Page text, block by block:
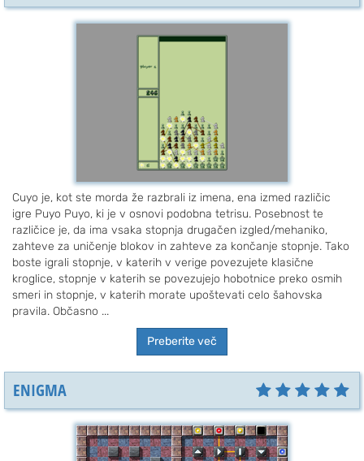
Cuyo je, kot ste morda že razbrali iz imena, ena izmed različic
igre Puyo Puyo, ki je v osnovi podobna tetrisu. Posebnost te
različice je, da ima vsaka stopnja drugačen izgled/mehaniko,
zahteve za uničenje blokov in zahteve za končanje stopnje. Tako
boste igrali stopnje, v katerih v verige povezujete klasične
kroglice, stopnje v katerih se povezujejo hobotnice preko osmih
smeri in stopnje, v katerih morate upoštevati celo šahovska
pravila. Občasno ...
Preberite več
ENIGMA